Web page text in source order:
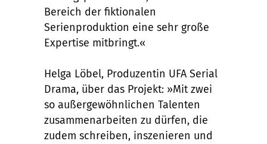
Bereich der fiktionalen
Serienproduktion eine sehr große
Expertise mitbringt.«
Helga Löbel, Produzentin UFA Serial
Drama, über das Projekt: »Mit zwei
so außergewöhnlichen Talenten
zusammenarbeiten zu dürfen, die
zudem schreiben, inszenieren und